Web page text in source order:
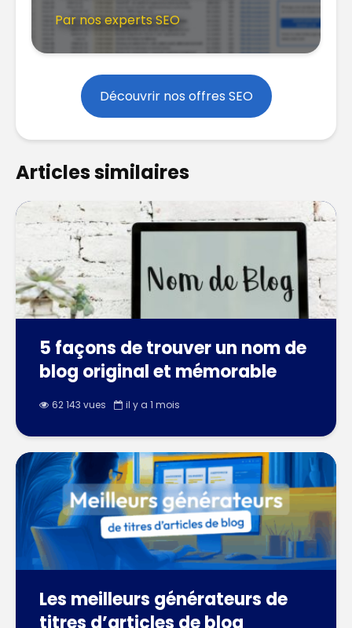
Par nos experts SEO
Découvrir nos offres SEO
Articles similaires
5 façons de trouver un nom de
blog original et mémorable
62 143 vues il y a 1 mois
Les meilleurs générateurs de